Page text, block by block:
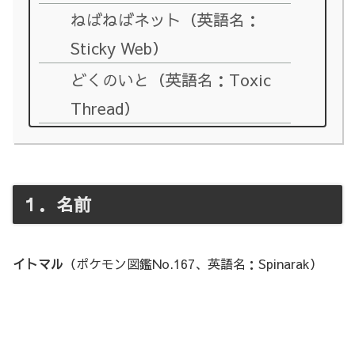
ねばねばネット（英語名：
Sticky Web）
どくのいと（英語名：Toxic
Thread）
１．名前
イトマル （ポケモン図鑑No.167、英語名：Spinarak）